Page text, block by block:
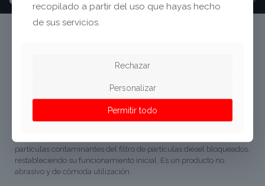
partículas contaminantes del filtro de partículas diésel bloqueados,
restableciendo su funcionamiento inicial. Es un producto no
abrasivo y de cómoda utilización.
recopilado a partir del uso que hayas hecho
de sus servicios.
Rechazar
Personalizar
Permitir todo